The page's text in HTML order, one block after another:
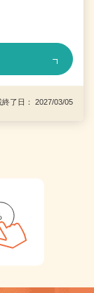
了日： 2027/03/05